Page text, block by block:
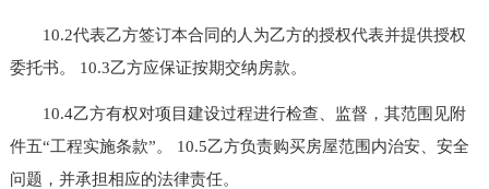
10.2代表乙方签订本合同的人为乙方的授权代表并提供授权
委托书。 10.3乙方应保证按期交纳房款。
10.4乙方有权对项目建设过程进行检查、监督，其范围见附
件五“工程实施条款”。 10.5乙方负责购买房屋范围内治安、安全
问题，并承担相应的法律责任。